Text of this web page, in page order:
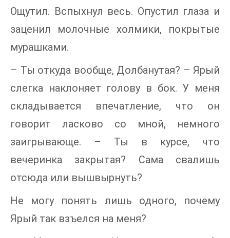
Ощутил. Вспыхнул весь. Опустил глаза и
заценил молочные холмики, покрытые
мурашками.
– Ты откуда вообще, Долбанутая? – Ярый
слегка наклоняет голову в бок. У меня
складывается впечатление, что он
говорит ласково со мной, немного
заигрывающе. – Ты в курсе, что
вечеринка закрытая? Сама свалишь
отсюда или вышвырнуть?
Не могу понять лишь одного, почему
Ярый так взъелся на меня?